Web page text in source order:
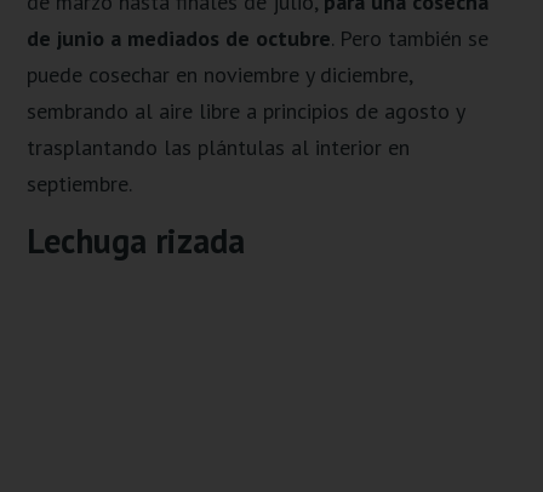
de junio a mediados de octubre. Pero también se
puede cosechar en noviembre y diciembre,
sembrando al aire libre a principios de agosto y
trasplantando las plántulas al interior en
septiembre.
Lechuga rizada